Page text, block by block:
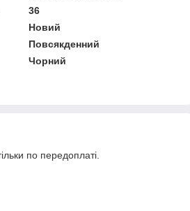
36
Новий
Повсякденний
Чорний
по передоплаті.